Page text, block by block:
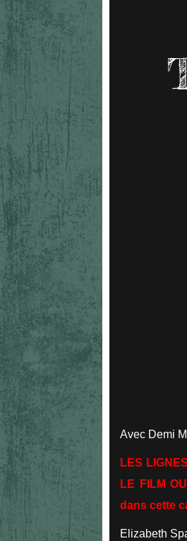
Avec Demi
LES
LE FILM
dans cette
Elizabeth